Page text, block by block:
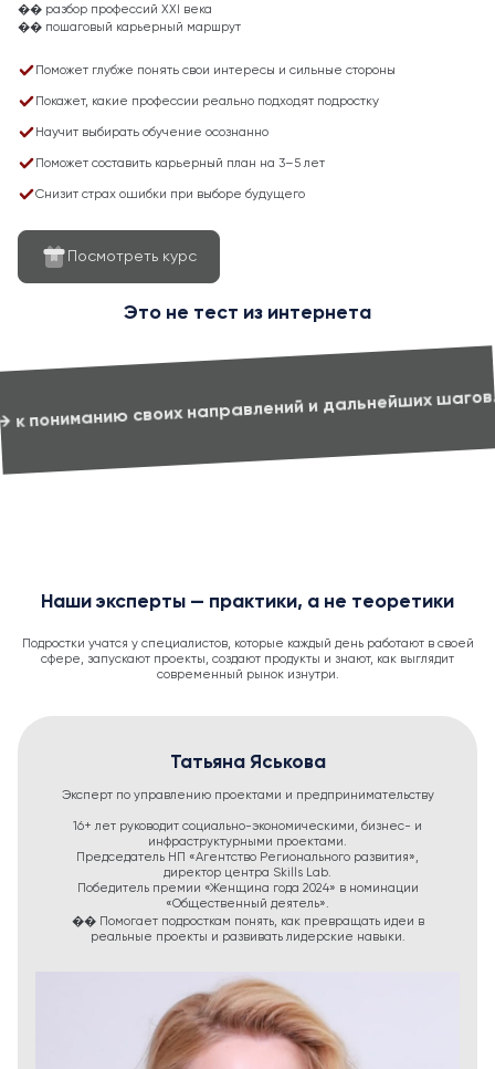
�� разбор профессий XXI века
�� пошаговый карьерный маршрут
Поможет глубже понять свои интересы и сильные стороны
Покажет, какие профессии реально подходят подростку
Научит выбирать обучение осознанно
Поможет составить карьерный план на 3–5 лет
Снизит страх ошибки при выборе будущего
Посмотреть курс
Это не тест из интернета
программа, которая помогает перейти:
Это
Наши эксперты — практики, а не теоретики
Подростки учатся у специалистов, которые каждый день работают в своей
сфере, запускают проекты, создают продукты и знают, как выглядит
современный рынок изнутри.
Татьяна Яськова
Эксперт по управлению проектами и предпринимательству
16+ лет руководит социально-экономическими, бизнес- и
инфраструктурными проектами.
Председатель НП «Агентство Регионального развития»,
директор центра Skills Lab.
Победитель премии «Женщина года 2024» в номинации
«Общественный деятель».
�� Помогает подросткам понять, как превращать идеи в
реальные проекты и развивать лидерские навыки.